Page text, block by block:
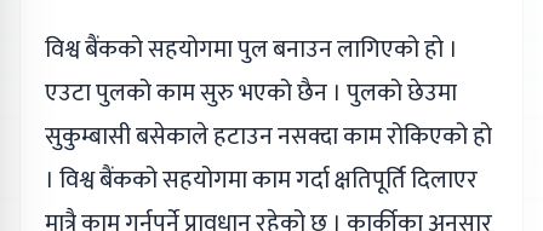
विश्व बैंकको सहयोगमा पुल बनाउन लागिएको हो ।
एउटा पुलको काम सुरु भएको छैन । पुलको छेउमा
सुकुम्बासी बसेकाले हटाउन नसक्दा काम रोकिएको हो
। विश्व बैंकको सहयोगमा काम गर्दा क्षतिपूर्ति दिलाएर